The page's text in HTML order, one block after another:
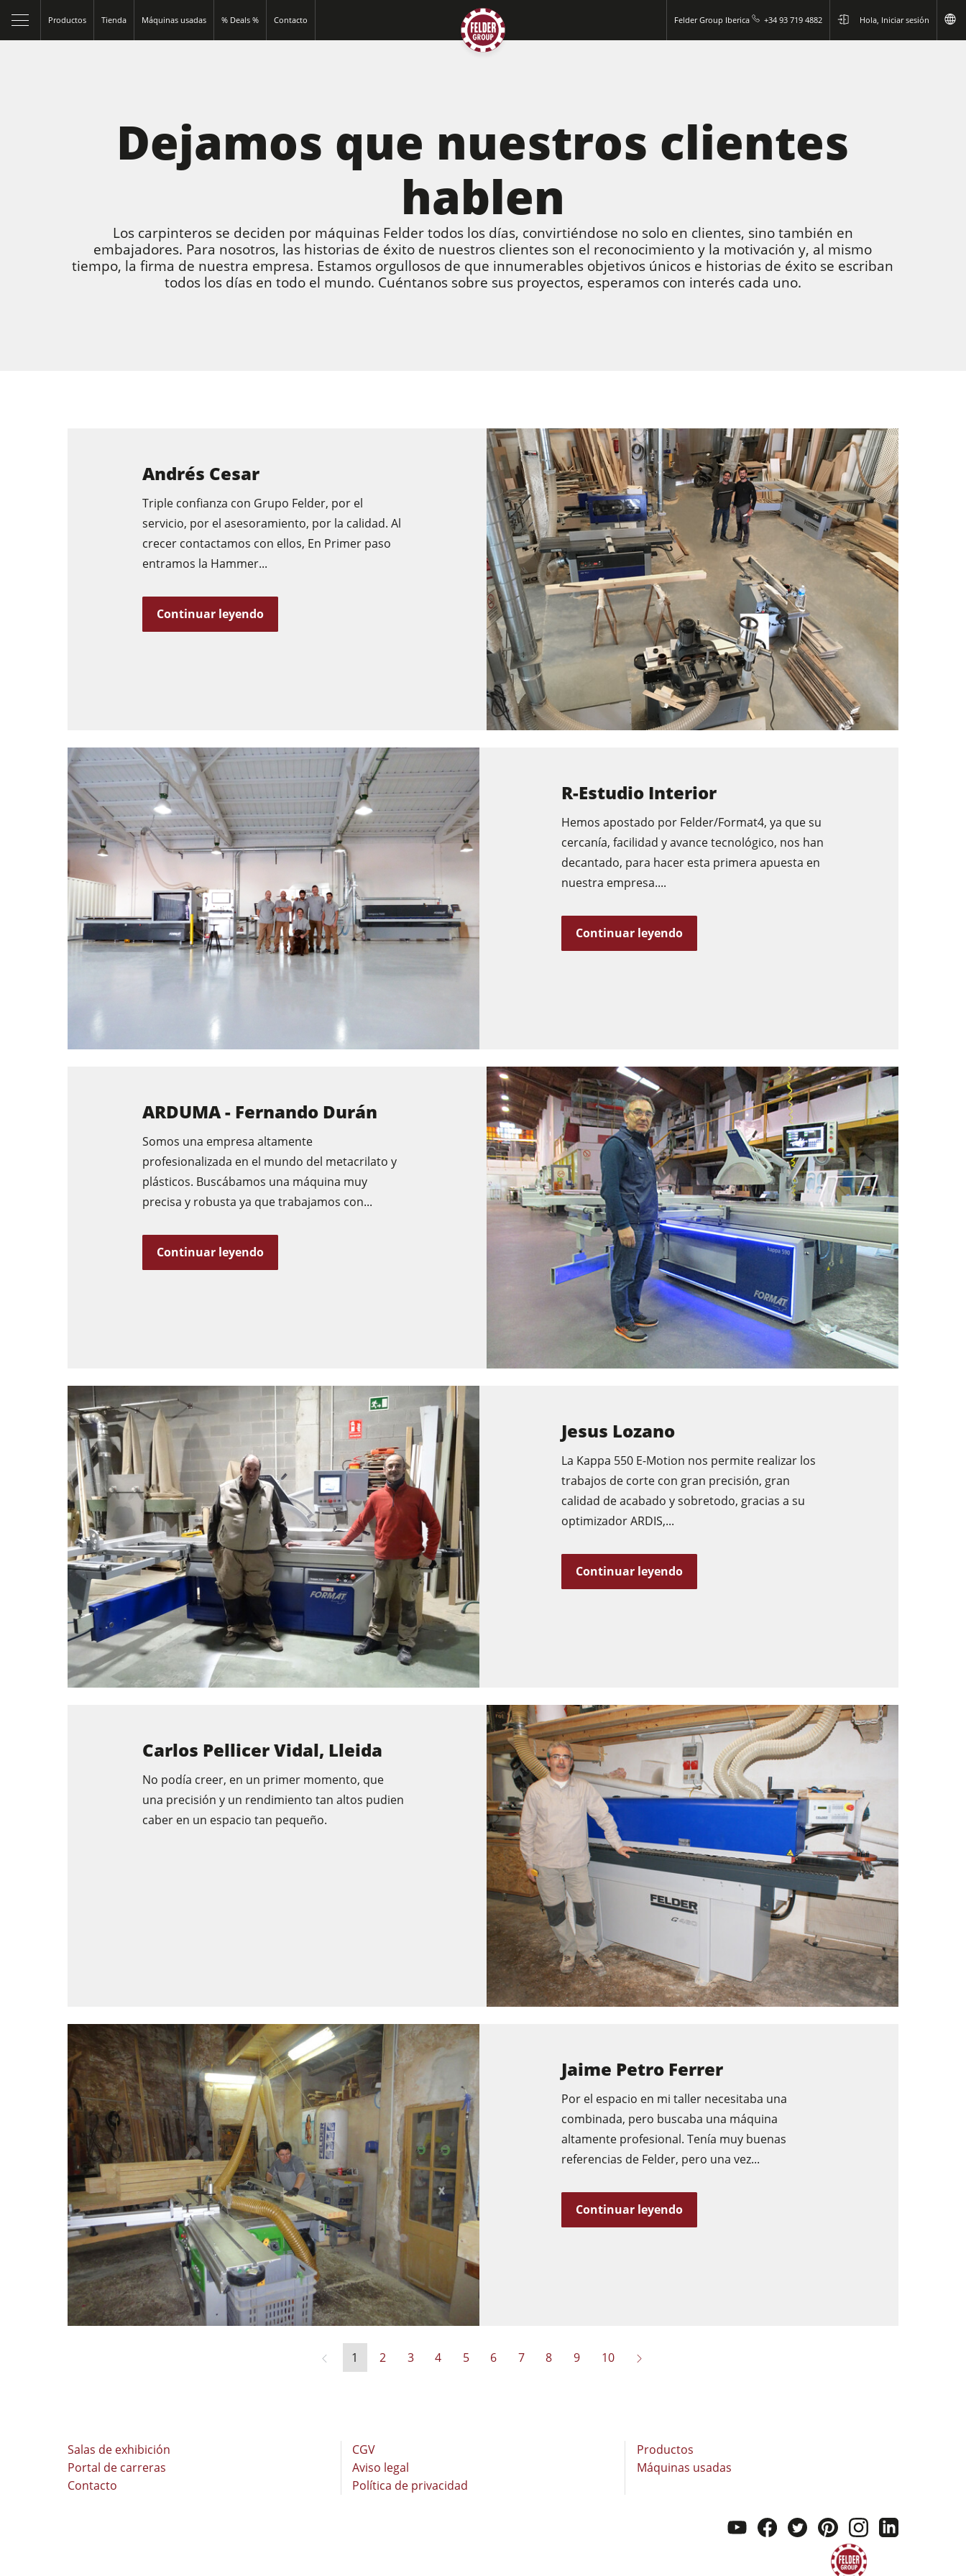
Productos Tienda Máquinas usadas % Deals % Contacto Felder Group Iberica +34 93 719 4882 Hola, Iniciar sesión
Máquinas cepilladoras y lijadoras de cepillos
Sierras de cinta Taladros
Seccionadoras
Extractores de polvo con filtro de aire
Dejamos que nuestros clientes
hablen
Los carpinteros se deciden por máquinas Felder todos los días, convirtiéndose no solo en clientes, sino también en
embajadores. Para nosotros, las historias de éxito de nuestros clientes son el reconocimiento y la motivación y, al mismo
tiempo, la firma de nuestra empresa. Estamos orgullosos de que innumerables objetivos únicos e historias de éxito se escriban
todos los días en todo el mundo. Cuéntanos sobre sus proyectos, esperamos con interés cada uno.
Andrés Cesar
Triple confianza con Grupo Felder, por el
servicio, por el asesoramiento, por la calidad. Al
crecer contactamos con ellos, En Primer paso
entramos la Hammer...
Continuar leyendo
R-Estudio Interior
Hemos apostado por Felder/Format4, ya que su
cercanía, facilidad y avance tecnológico, nos han
decantado, para hacer esta primera apuesta en
nuestra empresa....
Continuar leyendo
ARDUMA - Fernando Durán
Somos una empresa altamente
profesionalizada en el mundo del metacrilato y
plásticos. Buscábamos una máquina muy
precisa y robusta ya que trabajamos con...
Continuar leyendo
Jesus Lozano
La Kappa 550 E-Motion nos permite realizar los
trabajos de corte con gran precisión, gran
calidad de acabado y sobretodo, gracias a su
optimizador ARDIS,...
Continuar leyendo
Carlos Pellicer Vidal, Lleida
No podía creer, en un primer momento, que
una precisión y un rendimiento tan altos pudien
caber en un espacio tan pequeño.
Jaime Petro Ferrer
Por el espacio en mi taller necesitaba una
combinada, pero buscaba una máquina
altamente profesional. Tenía muy buenas
referencias de Felder, pero una vez...
Continuar leyendo
1 2 3 4 5 6 7 8 9 10
Salas de exhibición
Portal de carreras
Contacto
CGV
Aviso legal
Política de privacidad
Productos
Máquinas usadas
youtubefacebook
twitter
pinterest
instagram